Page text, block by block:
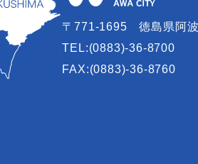
〒771-1695
徳島県阿
TEL:(0883)-36-8700
FAX:(0883)-36-8760